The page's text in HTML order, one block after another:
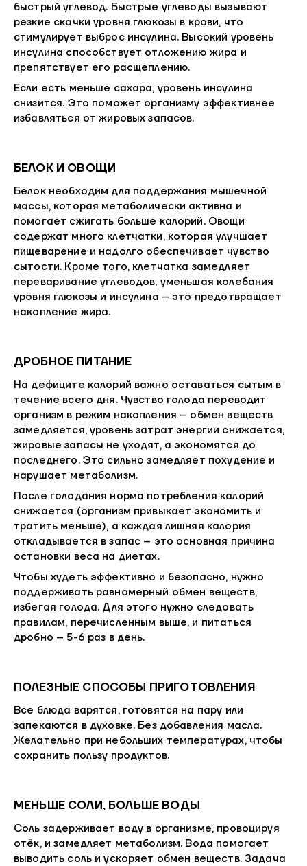
быстрый углевод. Быстрые углеводы вызывают
резкие скачки уровня глюкозы в крови, что
стимулирует выброс инсулина. Высокий уровень
инсулина способствует отложению жира и
препятствует его расщеплению.
Если есть меньше сахара, уровень инсулина
снизится. Это поможет организму эффективнее
избавляться от жировых запасов.
БЕЛОК И ОВОЩИ
Белок необходим для поддержания мышечной
массы, которая метаболически активна и
помогает сжигать больше калорий. Овощи
содержат много клетчатки, которая улучшает
пищеварение и надолго обеспечивает чувство
сытости. Кроме того, клетчатка замедляет
переваривание углеводов, уменьшая колебания
уровня глюкозы и инсулина – это предотвращает
накопление жира.
ДРОБНОЕ ПИТАНИЕ
На дефиците калорий важно оставаться сытым в
течение всего дня. Чувство голода переводит
организм в режим накопления – обмен веществ
замедляется, уровень затрат энергии снижается,
жировые запасы не уходят, а экономятся до
последнего. Это сильно замедляет похудение и
нарушает метаболизм.
После голодания норма потребления калорий
снижается (организм привыкает экономить и
тратить меньше), а каждая лишняя калория
откладывается в запас – это основная причина
остановки веса на диетах.
Чтобы худеть эффективно и безопасно, нужно
поддерживать равномерный обмен веществ,
избегая голода. Для этого нужно следовать
правилам, перечисленным выше, и питаться
дробно – 5-6 раз в день.
ПОЛЕЗНЫЕ СПОСОБЫ ПРИГОТОВЛЕНИЯ
Все блюда варятся, готовятся на пару или
запекаются в духовке. Без добавления масла.
Желательно при небольших температурах, чтобы
сохранить пользу продуктов.
МЕНЬШЕ СОЛИ, БОЛЬШЕ ВОДЫ
Соль задерживает воду в организме, провоцируя
отёк, и замедляет метаболизм. Вода помогает
выводить соль и ускоряет обмен веществ. Задача